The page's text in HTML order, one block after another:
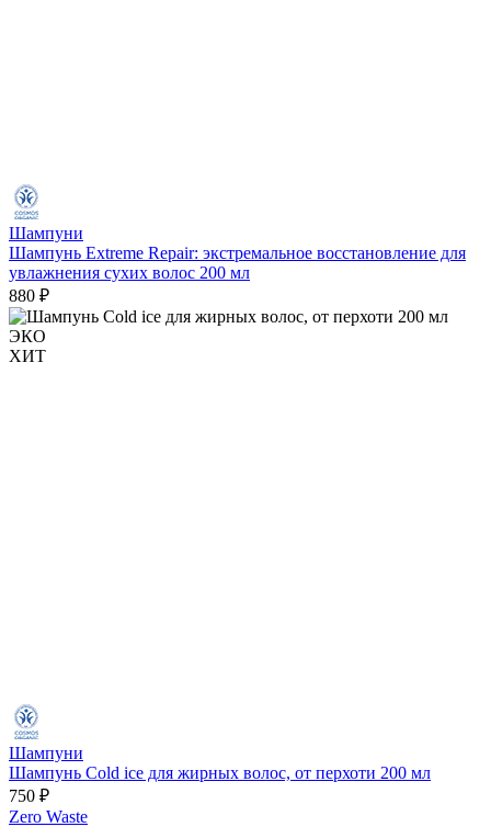
Шампуни
Шампунь Extreme Repair: экстремальное восстановление для
увлажнения сухих волос 200 мл
880 ₽
ЭКО
ХИТ
Шампуни
Шампунь Cold ice для жирных волос, от перхоти 200 мл
750 ₽
Zero Waste